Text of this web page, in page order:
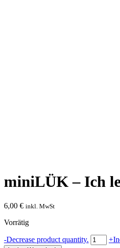
miniLÜK – Ich
6,00 € inkl. MwSt
Vorrätig
-Decrease product quantity. miniLÜK
+